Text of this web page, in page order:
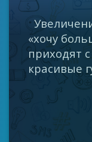
«хочу
приходят
красивые